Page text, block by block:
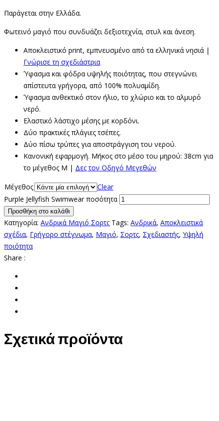
Παράγεται στην Ελλάδα.
Φωτεινό μαγιό που συνδυάζει δεξιοτεχνία, στυλ και άνεση.
Αποκλειστικό print, εμπνευσμένο από τα ελληνικά νησιά |
Γνώρισε τη σχεδιάστρια
Ύφασμα και φόδρα υψηλής ποιότητας, που στεγνώνει
απίστευτα γρήγορα, από 100% πολυαμίδη.
Ύφασμα ανθεκτικό στον ήλιο, το χλώριο και το αλμυρό
νερό.
Ελαστικό λάστιχο μέσης με κορδόνι.
Δύο πρακτικές πλάγιες τσέπες.
Δύο πίσω τρύπες για αποστράγγιση του νερού.
Κανονική εφαρμογή. Μήκος στο μέσο του μηρού: 38cm για
το μέγεθος M | Δες τον Οδηγό Μεγεθών
Μέγεθος
Clear
Purple Jellyfish Swimwear ποσότητα
Προσθήκη στο καλάθι
Κατηγορία: Ανδρικά Μαγιό Σορτς Tags: Ανδρικά, Αποκλειστικά
σχέδια, Γρήγορο στέγνωμα, Μαγιό, Σορτς, Σχεδιαστής, Υψηλή
ποιότητα
Share :
Σχετικά προϊόντα